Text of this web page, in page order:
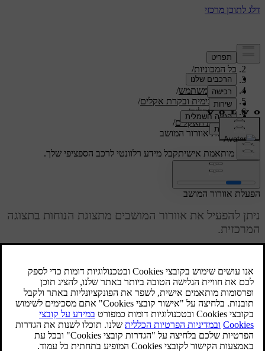
תמיכה/
כל המכוניות/
S60 2024
/
מדריך למשתמש/
נוחות פנימית ובקרת אקלים/
בקרת אקלים/
בקרות האקלים/
הפעלת אוורור המושב
תמיכה מותאמת אישיתקבל מידע רלוונטי לרכב הספציפי שלך.
הפעלת אוורור המושב
ניתן להפעיל את אוורור המושבים מתצוגת הנוחות בתצוגה
המרכזית.
נהיגה נעימה יותר. ניתן להפעיל ולכוונן את אוורור המושב באמצעות
התצוגה המרכזית.
פתח את תצוגת הנוחות של המושב על-ידי לחיצה על סמל המושב
המתאים
בסרגל התחתון.
בחר בדרגת האוורור הרצויה.